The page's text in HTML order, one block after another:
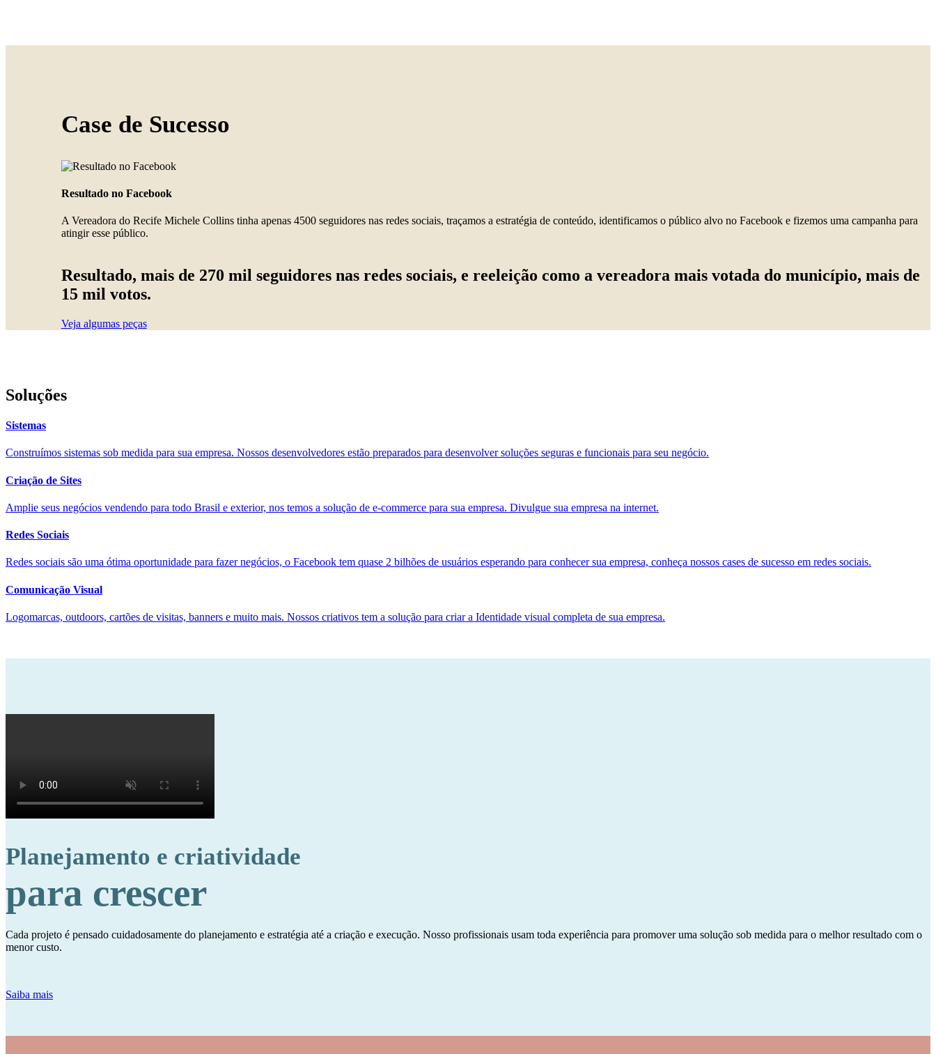
Case de Sucesso
Resultado no Facebook
A Vereadora do Recife Michele Collins tinha apenas 4500 seguidores nas redes sociais, traçamos a estratégia de conteúdo, identificamos o público alvo no Facebook e fizemos uma campanha para
atingir esse público.
Resultado, mais de 270 mil seguidores nas redes sociais, e reeleição como a vereadora mais votada do município, mais de
15 mil votos.
Veja algumas peças
Soluções
Sistemas
Construímos sistemas sob medida para sua empresa. Nossos desenvolvedores estão preparados para desenvolver soluções seguras e funcionais para seu negócio.
Criação de Sites
Amplie seus negócios vendendo para todo Brasil e exterior, nos temos a solução de e-commerce para sua empresa. Divulgue sua empresa na internet.
Redes Sociais
Redes sociais são uma ótima oportunidade para fazer negócios, o Facebook tem quase 2 bilhões de usuários esperando para conhecer sua empresa, conheça nossos cases de sucesso em redes sociais.
Comunicação Visual
Logomarcas, outdoors, cartões de visitas, banners e muito mais. Nossos criativos tem a solução para criar a Identidade visual completa de sua empresa.
Planejamento e criatividade
para crescer
Cada projeto é pensado cuidadosamente do planejamento e estratégia até a criação e execução. Nosso profissionais usam toda experiência para promover uma solução sob medida para o melhor resultado com o
menor custo.
Saiba mais